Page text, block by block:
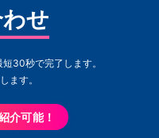
せ
30秒で完了します。
ます。
介可能！